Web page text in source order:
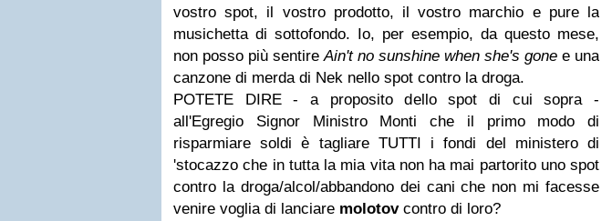
vostro spot, il vostro prodotto, il vostro marchio e pure la
musichetta di sottofondo. Io, per esempio, da questo mese,
non posso più sentireAin't no sunshine when she's gone e una
canzone di merda di Nek nello spot contro la droga.
POTETE DIRE - a proposito dello spot di cui sopra -
all'Egregio Signor Ministro Monti che il primo modo di
risparmiare soldi è tagliare TUTTI i fondi del ministero di
'stocazzo che in tutta la mia vita non ha mai partorito uno spot
contro la droga/alcol/abbandono dei cani che non mi facesse
venire voglia di lanciare molotovcontro di loro?